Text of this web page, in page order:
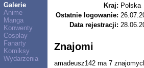
Galerie
Anime
Manga
Konwenty
Cosplay
Fanarty
Komiksy
Wydarzenia
Kraj: Polska
Ostatnie logowanie:
Data rejestracji:
Znajomi
amadeusz142 ma 7